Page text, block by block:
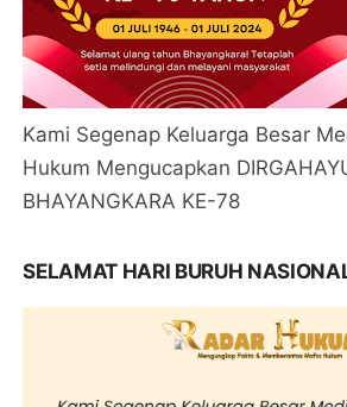
Kami Segenap Keluarga Besar
Hukum Mengucapkan
BHAYANGKARA KE-78
SELAMAT HARI BURUH